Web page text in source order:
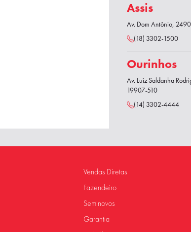
Assis
Av. Dom Antônio, 2490
(18) 3302-1500
Ourinhos
Av. Luiz Saldanha
19907-510
(14) 3302-4444
Vendas Diretas
Fazendeiro
Seminovos
Garantia